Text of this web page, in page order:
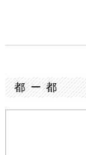
都 ー 都